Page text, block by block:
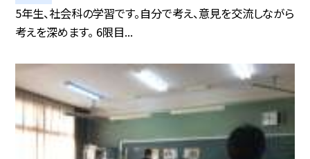
5年生、社会科の学習です。自分で考え、意見を交流しながら
考えを深めます。 6限目...